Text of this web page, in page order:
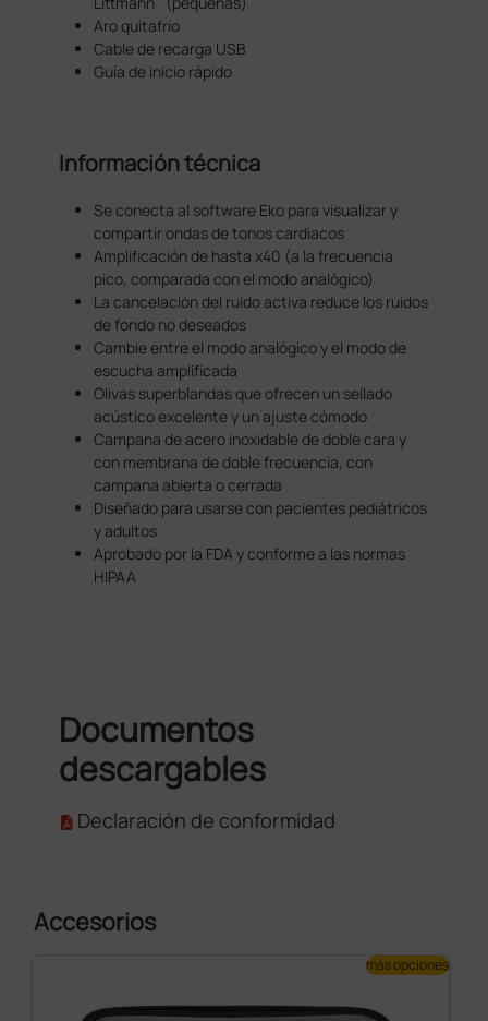
El fonendoscopio Littmann
software Eko en dispositivos iOS y Android para
ofrecerle un medio que cumple las normas HIPAA
enfermedad o con fines educativos y comparta las
El fonendoscopio Littmann CORE Digital está
prearmado con un accesorio digital CORE y un
fonendoscopio Littmann Cardiology IV. Consulte las
instrucciones de uso en los respectivos manuales de
usuario.
El período de garantía del fonendoscopio Littmann
CORE Digital es de 2 años y no incluye el período de
garantía descrito en el manual de usuario del
fonendoscopio Littmann ®Cardiology IV, que se aplica
a la compra de un fonendoscopio Littmann
Cardiology IV Stethoscope solo, cuando se adquiere
por separado.
Amplificación x40 basada en una comparación entre
la escucha analógica y la escucha amplificada
Enfermería
Unidad de urgencias
Medicina de cabecera
Pediatría
Aro quitafrío
Cable de recarga USB
Guía de inicio rápido
Información técnica
Se conecta al software Eko para visualizar y
compartir ondas de tonos cardiacos
Amplificación de hasta x40 (a la frecuencia
pico, comparada con el modo analógico)
La cancelación del ruido activa reduce los ruidos
de fondo no deseados
Cambie entre el modo analógico y el modo de
escucha amplificada
Olivas superblandas que ofrecen un sellado
acústico excelente y un ajuste cómodo
Campana de acero inoxidable de doble cara y
con membrana de doble frecuencia, con
campana abierta o cerrada
Diseñado para usarse con pacientes pediátricos
y adultos
Aprobado por la FDA y conforme a las normas
HIPAA
Documentos
descargables
Declaración de conformidad
Accesorios
más opciones